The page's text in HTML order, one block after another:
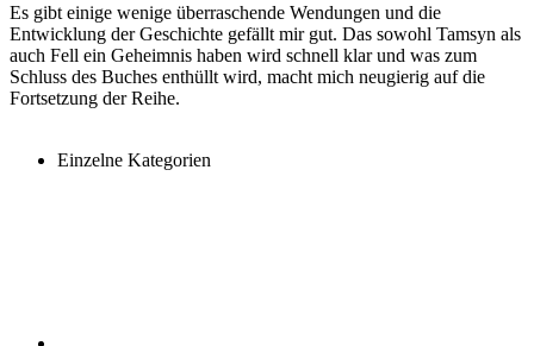
Es gibt einige wenige überraschende Wendungen und die
Entwicklung der Geschichte gefällt mir gut. Das sowohl Tamsyn als
auch Fell ein Geheimnis haben wird schnell klar und was zum
Schluss des Buches enthüllt wird, macht mich neugierig auf die
Fortsetzung der Reihe.
Einzelne Kategorien